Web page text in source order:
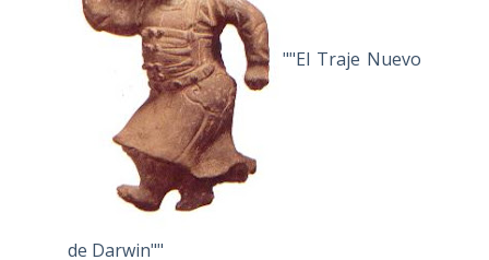
""El Traje Nuevo
de Darwin""